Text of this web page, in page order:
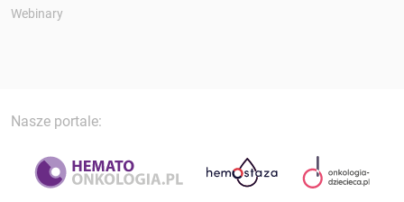
Webinary
Nasze portale: